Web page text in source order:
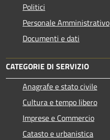
Politici
Personale Amministrativo
Documenti e dati
CATEGORIE DI SERVIZIO
Anagrafe e stato civile
Cultura e tempo libero
Imprese e Commercio
Catasto e urbanistica